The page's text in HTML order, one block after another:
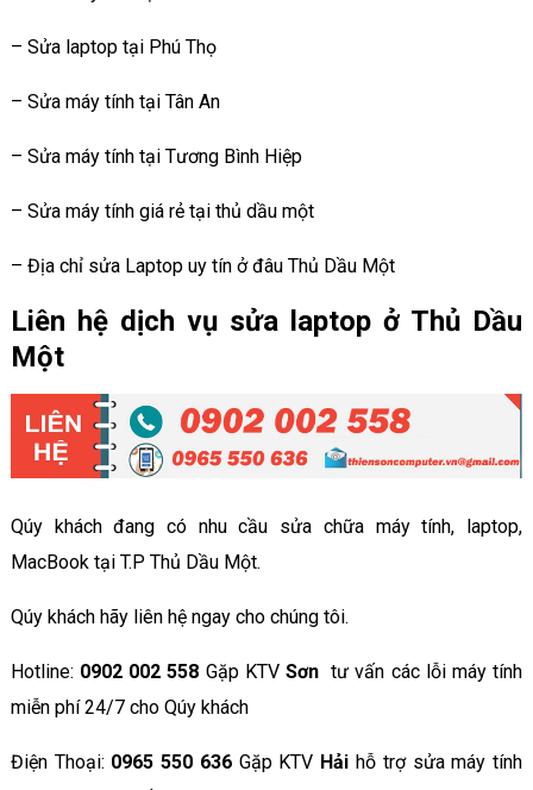
– Sửa laptop tại Phú Thọ
– Sửa máy tính tại Tân An
– Sửa máy tính tại Tương Bình Hiệp
– Sửa máy tính giá rẻ tại thủ dầu một
– Địa chỉ sửa Laptop uy tín ở đâu Thủ Dầu Một
Liên hệ dịch vụ sửa laptop ở Thủ Dầu
Một
Qúy khách đang có nhu cầu sửa chữa máy tính, laptop,
MacBook tại T.P Thủ Dầu Một.
Qúy khách hãy liên hệ ngay cho chúng tôi.
Hotline: 0902 002 558 Gặp KTV Sơn tư vấn các lỗi máy tính
miễn phí 24/7 cho Qúy khách
Điện Thoại: 0965 550 636Gặp KTV Hải hỗ trợ sửa máy tính